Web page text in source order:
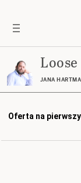
JANA
Oferta na